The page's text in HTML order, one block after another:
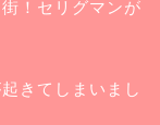
！セリグマンが
きてしまいまし